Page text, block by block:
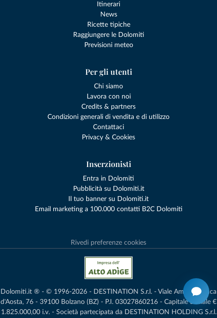
Itinerari
News
Ricette tipiche
Raggiungere le Dolomiti
Previsioni meteo
Per gli utenti
Chi siamo
Lavora con noi
Credits & partners
Condizioni generali di vendita e di utilizzo
Contattaci
Privacy & Cookies
Inserzionisti
Entra in Dolomiti
Pubblicità su Dolomiti.it
Il tuo banner su Dolomiti.it
Email marketing a 100.000 contatti B2C Dolomiti
Rivedi preferenze cookies
Dolomiti.it ® - © 1996-2026 - DESTINATION S.r.l. - Viale Amedeo Duca
d'Aosta, 76 - 39100 Bolzano (BZ) - P.I. 03027860216 - Capitale Sociale €
1.825.000,00 i.v. - Società partecipata da DESTINATION HOLDING S.r.l.